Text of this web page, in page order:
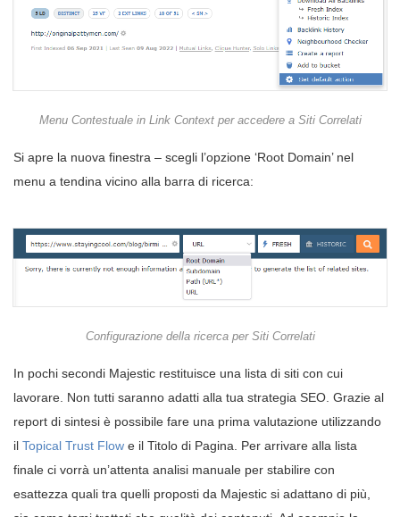
Menu Contestuale in Link Context per accedere a Siti Correlati
Si apre la nuova finestra – scegli l’opzione ‘Root Domain’ nel
menu a tendina vicino alla barra di ricerca:
Configurazione della ricerca per Siti Correlati
In pochi secondi Majestic restituisce una lista di siti con cui
lavorare. Non tutti saranno adatti alla tua strategia SEO. Grazie al
report di sintesi è possibile fare una prima valutazione utilizzando
il Topical Trust Flow e il Titolo di Pagina. Per arrivare alla lista
finale ci vorrà un’attenta analisi manuale per stabilire con
esattezza quali tra quelli proposti da Majestic si adattano di più,